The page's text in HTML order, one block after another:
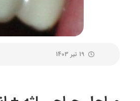
19 تیر 1403